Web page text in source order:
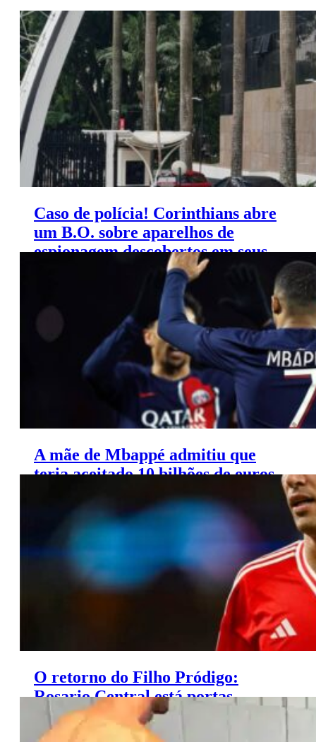
Saiba onde apostar e onde assistir ao jogo de hoje entre
Juventus e Sassuolo.
Caso de polícia! Corinthians abre
um B.O. sobre aparelhos de
espionagem descobertos em seus
A mãe de Mbappé admitiu que
teria aceitado 10 bilhões de euros
para renovar com o PSG
O retorno do Filho Pródigo:
Rosario Central está portas
abertas para Di María